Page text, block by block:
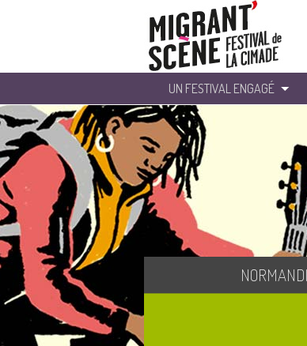
UN FESTIVAL ENGAGÉ